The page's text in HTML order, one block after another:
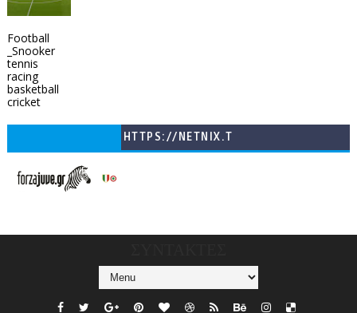
Football
_Snooker
tennis
racing
basketball
cricket
HTTPS://NETNIX.T